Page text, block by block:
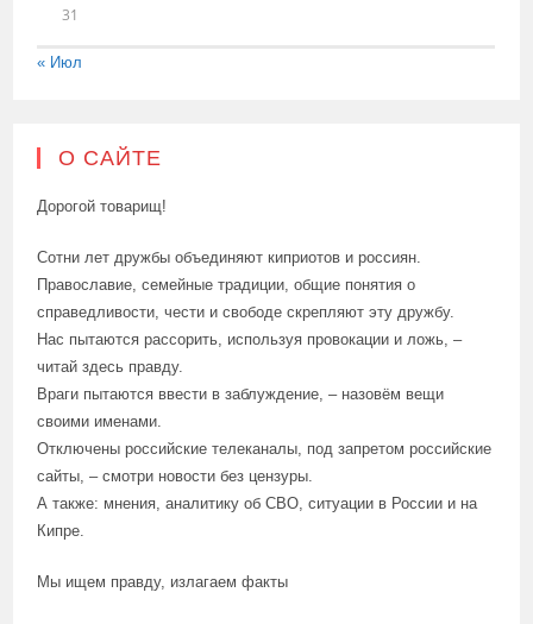
31
« Июл
О САЙТЕ
Дорогой товарищ!
Сотни лет дружбы объединяют киприотов и россиян.
Православие, семейные традиции, общие понятия о
справедливости, чести и свободе скрепляют эту дружбу.
Нас пытаются рассорить, используя провокации и ложь, –
читай здесь правду.
Враги пытаются ввести в заблуждение, – назовём вещи
своими именами.
Отключены российские телеканалы, под запретом российские
сайты, – смотри новости без цензуры.
А также: мнения, аналитику об СВО, ситуации в России и на
Кипре.
Мы ищем правду, излагаем факты